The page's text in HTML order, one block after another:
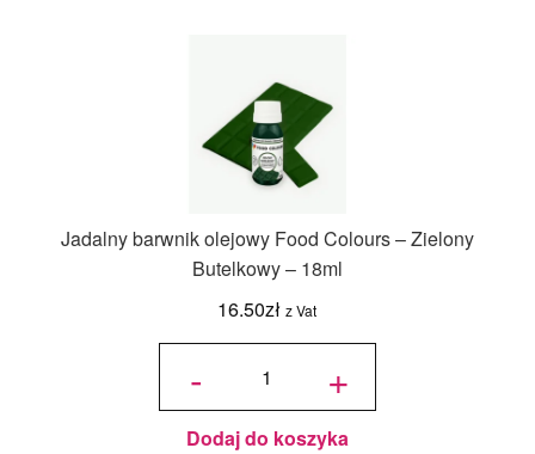
Jadalny barwnik olejowy Food Colours – Zielony
Butelkowy – 18ml
16.50zł z Vat
-
ilość
olejowy
Food
Colours -
Zielony
Butelkowy
+
Dodaj do koszyka